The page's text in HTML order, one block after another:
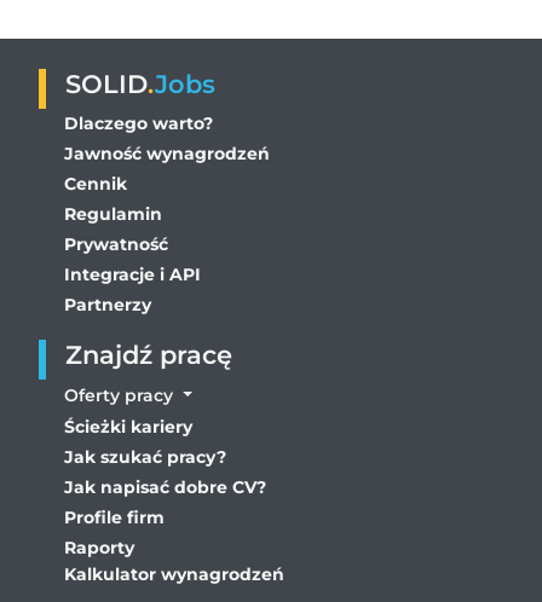
SOLID.Jobs
Dlaczego warto?
Jawność wynagrodzeń
Cennik
Regulamin
Prywatność
Integracje i API
Partnerzy
Znajdź pracę
Oferty pracy
Ścieżki kariery
Jak szukać pracy?
Jak napisać dobre CV?
Profile firm
Raporty
Kalkulator wynagrodzeń